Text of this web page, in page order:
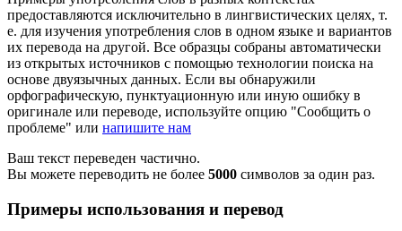
предоставляются исключительно в лингвистических целях, т.
е. для изучения употребления слов в одном языке и вариантов
их перевода на другой. Все образцы собраны автоматически
из открытых источников с помощью технологии поиска на
основе двуязычных данных. Если вы обнаружили
орфографическую, пунктуационную или иную ошибку в
оригинале или переводе, используйте опцию "Сообщить о
проблеме" или напишите нам
Ваш текст переведен частично.
Вы можете переводить не более 5000 символов за один раз.
Примеры использования и перевод